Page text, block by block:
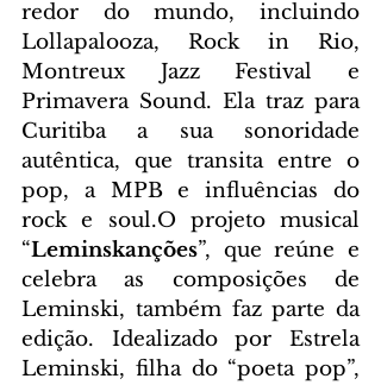
redor do mundo, incluindo
Lollapalooza, Rock in Rio,
Montreux Jazz Festival e
Primavera Sound. Ela traz para
Curitiba a sua sonoridade
autêntica, que transita entre o
pop, a MPB e influências do
rock e soul.O projeto musical
“Leminskanções”, que reúne e
celebra as composições de
Leminski, também faz parte da
edição. Idealizado por Estrela
Leminski, filha do “poeta pop”,